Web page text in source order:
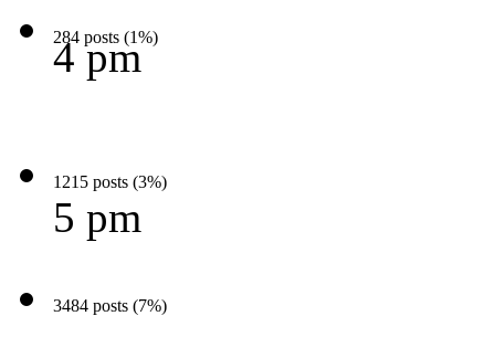
284 posts (1%)
4 pm
1215 posts (3%)
5 pm
3484 posts (7%)